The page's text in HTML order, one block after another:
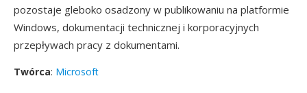
pozostaje gleboko osadzony w publikowaniu na platformie
Windows, dokumentacji technicznej i korporacyjnych
przepływach pracy z dokumentami.
Twórca: Microsoft